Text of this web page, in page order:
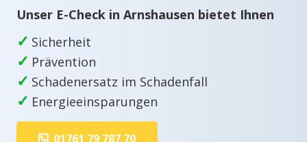
Unser E-Check in Arnshausen bietet Ihnen
✓ Sicherheit
✓ Prävention
✓ Schadenersatz im Schadenfall
✓ Energieeinsparungen
01761 79 787 70